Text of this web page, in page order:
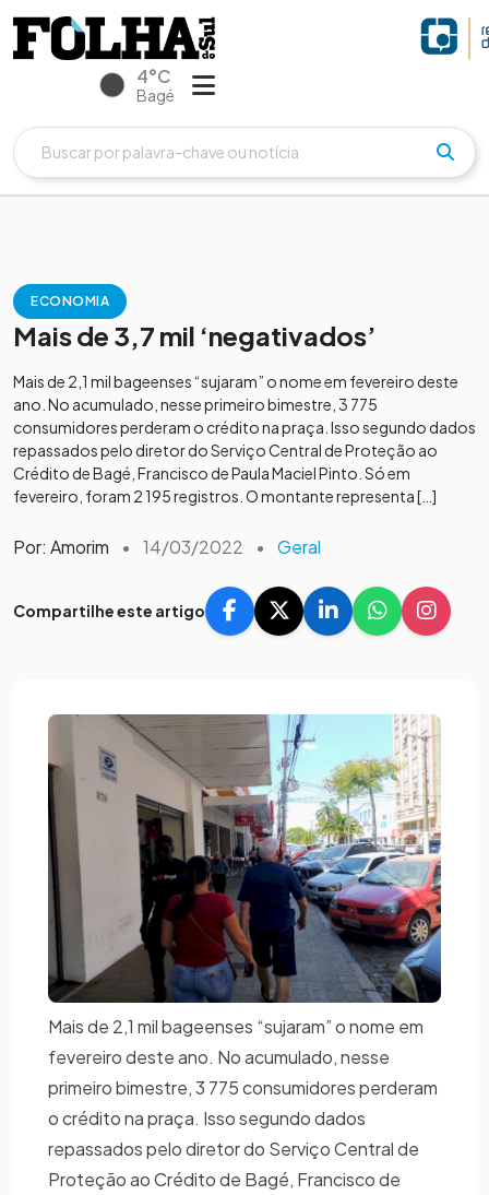
4°C
Bagé
ECONOMIA
Mais de 3,7 mil ‘negativados’
Mais de 2,1 mil bageenses “sujaram” o nome em fevereiro deste
ano. No acumulado, nesse primeiro bimestre, 3 775
consumidores perderam o crédito na praça. Isso segundo dados
repassados pelo diretor do Serviço Central de Proteção ao
Crédito de Bagé, Francisco de Paula Maciel Pinto. Só em
fevereiro, foram 2 195 registros. O montante representa […]
Por: Amorim • 14/03/2022 • Geral
Compartilhe este artigo
Mais de 2,1 mil bageenses “sujaram” o nome em
fevereiro deste ano. No acumulado, nesse
primeiro bimestre, 3 775 consumidores perderam
o crédito na praça. Isso segundo dados
repassados pelo diretor do Serviço Central de
Proteção ao Crédito de Bagé, Francisco de